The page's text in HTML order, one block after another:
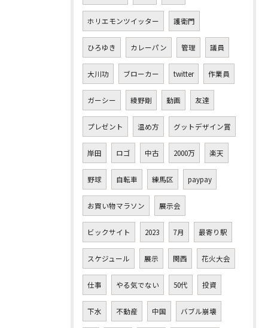
ホリエモンツイッター 護衛門
ひろゆき カレーパン 管理 議員
大川功 ブローカー twitter 作業員
ガーシー 綾野剛 動画 友達
プレゼント 温め方 グットデザイン賞
岸田 ロゴ 中古 2000万 楽天
野球 自転車 練馬区 paypay
お買い物マラソン 展示会
ビックサイト 2023 7月 最寄り駅
スケジュール 展示 関西 花火大会
仕事 やる気でない 50代 投資
下水 不動産 中国 バブル崩壊